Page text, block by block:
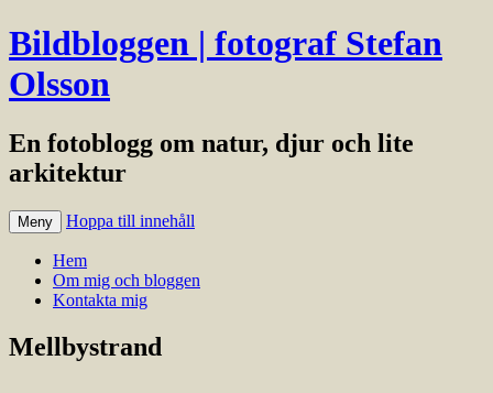
Bildbloggen | fotograf Stefan
Olsson
En fotoblogg om natur, djur och lite
arkitektur
Meny Hoppa till innehåll
Hem
Om mig och bloggen
Kontakta mig
Mellbystrand